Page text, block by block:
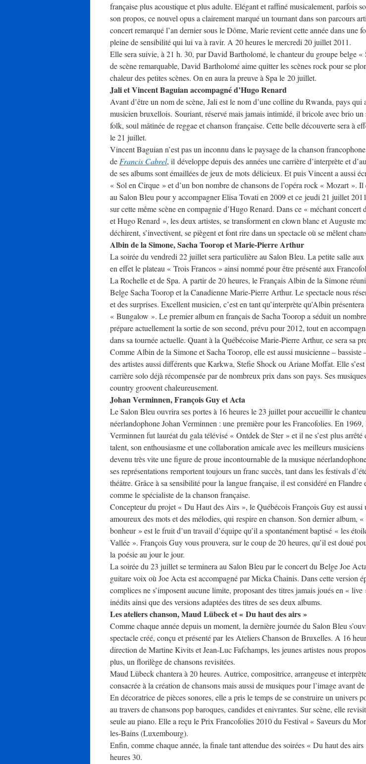
française plus acoustique et plus adulte. Elégant et raffiné musicalement, parfois
son propos, ce nouvel opus a clairement marqué un tournant dans son parcours
concert remarqué l’an dernier sous le Dôme, Marie revient cette année dans une
pleine de sensibilité qui lui va à ravir. A 20 heures le mercredi 20 juillet 2011.
Elle sera suivie, à 21 h. 30, par David Bartholomé, le chanteur du groupe belge
de scène remarquable, David Bartholomé aime quitter les scènes rock pour se
chaleur des petites scènes. On en aura la preuve à Spa le 20 juillet.
Jali et Vincent Baguian accompagné d’Hugo Renard
Avant d’être un nom de scène, Jali est le nom d’une colline du Rwanda, pays qui
musicien bruxellois. Souriant, réservé mais jamais intimidé, il bricole avec brio
folk, soul mâtinée de reggae et chanson française. Cette belle découverte sera à
le 21 juillet.
Vincent Baguian n’est pas un inconnu dans le paysage de la chanson
de Francis Cabrel, il développe depuis des années une carrière d’interprète et
de ses albums sont émaillées de jeux de mots délicieux. Et puis Vincent a aussi
« Sol en Cirque » et d’un bon nombre de chansons de l’opéra rock « Mozart ». Il
au Salon Bleu pour y accompagner Elisa Tovati en 2009 et ce jeudi 21 juillet
sur cette même scène en compagnie d’Hugo Renard. Dans ce « méchant
et Hugo Renard », les deux artistes, se transforment en clown blanc et Auguste
déchirent, s’invectivent, se piègent et font rire dans un spectacle où se mêlent
Albin de la Simone, Sacha Toorop et Marie-Pierre Arthur
La soirée du vendredi 22 juillet sera particulière au Salon Bleu. La petite salle
en effet le plateau « Trois Francos » ainsi nommé pour être présenté aux
La Rochelle et de Spa. A partir de 20 heures, le Français Albin de la Simone
Belge Sacha Toorop et la Canadienne Marie-Pierre Arthur. Le spectacle nous
et des surprises. Excellent musicien, c’est en tant qu’interprète qu’Albin
« Bungalow ». Le premier album en français de Sacha Toorop a séduit un
prépare actuellement la sortie de son second, prévu pour 2012, tout en
dans sa tournée actuelle. Quant à la Québécoise Marie-Pierre Arthur, ce sera sa
Comme Albin de la Simone et Sacha Toorop, elle est aussi musicienne – bassiste
des artistes aussi différents que Karkwa, Stefie Shock ou Ariane Moffat. Elle s’est
carrière solo déjà récompensée par de nombreux prix dans son pays. Ses
country groovent chaleureusement.
Johan Verminnen, François Guy et Acta
Le Salon Bleu ouvrira ses portes à 16 heures le 23 juillet pour accueillir le
néerlandophone Johan Verminnen : une première pour les Francofolies. En 1969,
Verminnen fut lauréat du gala télévisé « Ontdek de Ster » et il ne s’est plus arrêté
talent, son enthousiasme et une collaboration amicale avec les meilleurs
devenu très vite une figure de proue incontournable de la musique
ses représentations remportent toujours un franc succès, tant dans les festivals
théâtre. Grâce à sa sensibilité pour la langue française, il est considéré en Flandre
comme le spécialiste de la chanson française.
Concepteur du projet « Du Haut des Airs », le Québécois François Guy est aussi
amoureux des mots et des mélodies, qui respire en chanson. Son dernier album, «
bonheur » est le fruit d’un travail d’équipe qu’il a spontanément baptisé « les
Vallée ». François Guy vous prouvera, sur le coup de 20 heures, qu’il est doué
la poésie au jour le jour.
La soirée du 23 juillet se terminera au Salon Bleu par le concert du Belge Joe
guitare voix où Joe Acta est accompagné par Micka Chainis. Dans cette version
complices ne s’imposent aucune limite, proposant des titres jamais joués en «
inédits ainsi que des versions adaptées des titres de ses deux albums.
Les ateliers chanson, Maud Lübeck et « Du haut des airs »
Comme chaque année depuis un moment, la dernière journée du Salon Bleu
spectacle créé, conçu et présenté par les Ateliers Chanson de Bruxelles. A 16
direction de Martine Kivits et Jean-Luc Fafchamps, les jeunes artistes nous
plus, un florilège de chansons revisitées.
Maud Lübeck chantera à 20 heures. Autrice, compositrice, arrangeuse et
consacrée à la création de chansons mais aussi de musiques pour l’image avant
En décoratrice de pièces sonores, elle a pris le temps de se construire un univers
au travers de chansons pop baroques, candides et enivrantes. Sur scène, elle
seule au piano. Elle a reçu le Prix Francofolies 2010 du Festival « Saveurs du
les-Bains (Luxembourg).
Enfin, comme chaque année, la finale tant attendue des soirées « Du haut des airs
heures 30.